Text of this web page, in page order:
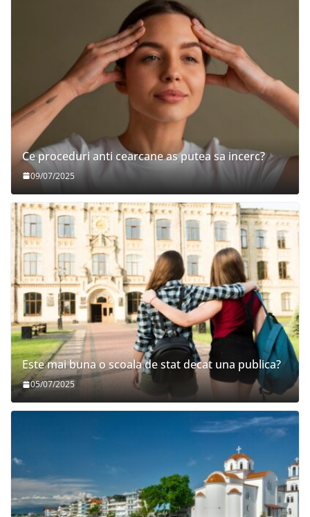
Ce proceduri anti cearcane as putea sa incerc?
09/07/2025
Este mai buna o scoala de stat decat una publica?
05/07/2025